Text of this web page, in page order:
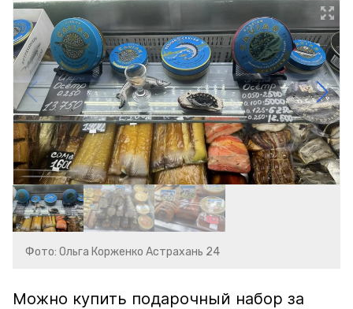
Фото: Ольга Корженко Астрахань 24
Можно купить подарочный набор за